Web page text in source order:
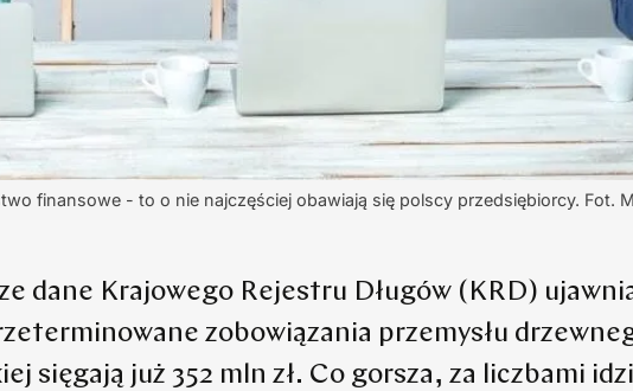
finansowe - to o nie najczęściej obawiają się polscy przedsiębiorcy. Fot.
dane Krajowego Rejestru Długów (KRD)
zobowiązania przemysłu
sięgają już 352 mln zł. Co gorsza, za liczbami